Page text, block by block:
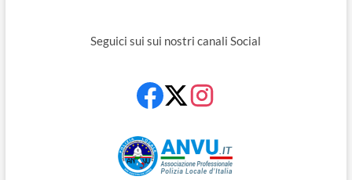
Seguici sui sui nostri canali Social